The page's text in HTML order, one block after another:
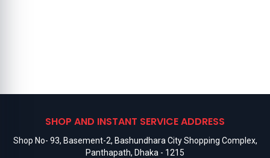
SHOP AND INSTANT SERVICE ADDRESS
Shop No- 93, Basement-2, Bashundhara City Shopping Complex,
Panthapath, Dhaka - 1215